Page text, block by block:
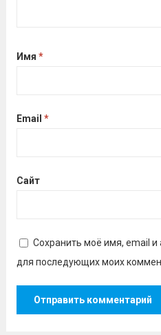
Имя *
Email *
Сайт
Сохранить моё имя, email и
для последующих моих